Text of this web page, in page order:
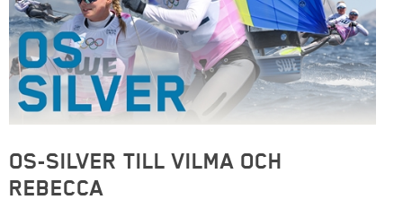
OS-SILVER TILL VILMA OCH
REBECCA